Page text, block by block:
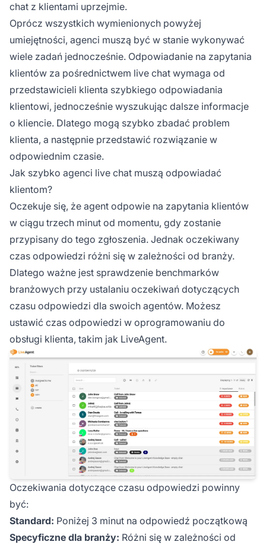
chat z klientami uprzejmie.
Oprócz wszystkich wymienionych powyżej
umiejętności, agenci muszą być w stanie wykonywać
wiele zadań jednocześnie. Odpowiadanie na zapytania
klientów za pośrednictwem live chat wymaga od
przedstawicieli klienta szybkiego odpowiadania
klientowi, jednocześnie wyszukując dalsze informacje
o kliencie. Dlatego mogą szybko zbadać problem
klienta, a następnie przedstawić rozwiązanie w
odpowiednim czasie.
Jak szybko agenci live chat muszą odpowiadać
klientom?
Oczekuje się, że agent odpowie na zapytania klientów
w ciągu trzech minut od momentu, gdy zostanie
przypisany do tego zgłoszenia. Jednak oczekiwany
czas odpowiedzi różni się w zależności od branży.
Dlatego ważne jest sprawdzenie benchmarków
branżowych przy ustalaniu oczekiwań dotyczących
czasu odpowiedzi dla swoich agentów. Możesz
ustawić czas odpowiedzi w oprogramowaniu do
obsługi klienta, takim jak LiveAgent.
Oczekiwania dotyczące czasu odpowiedzi powinny
być:
Standard: Poniżej 3 minut na odpowiedź początkową
Specyficzne dla branży: Różni się w zależności od